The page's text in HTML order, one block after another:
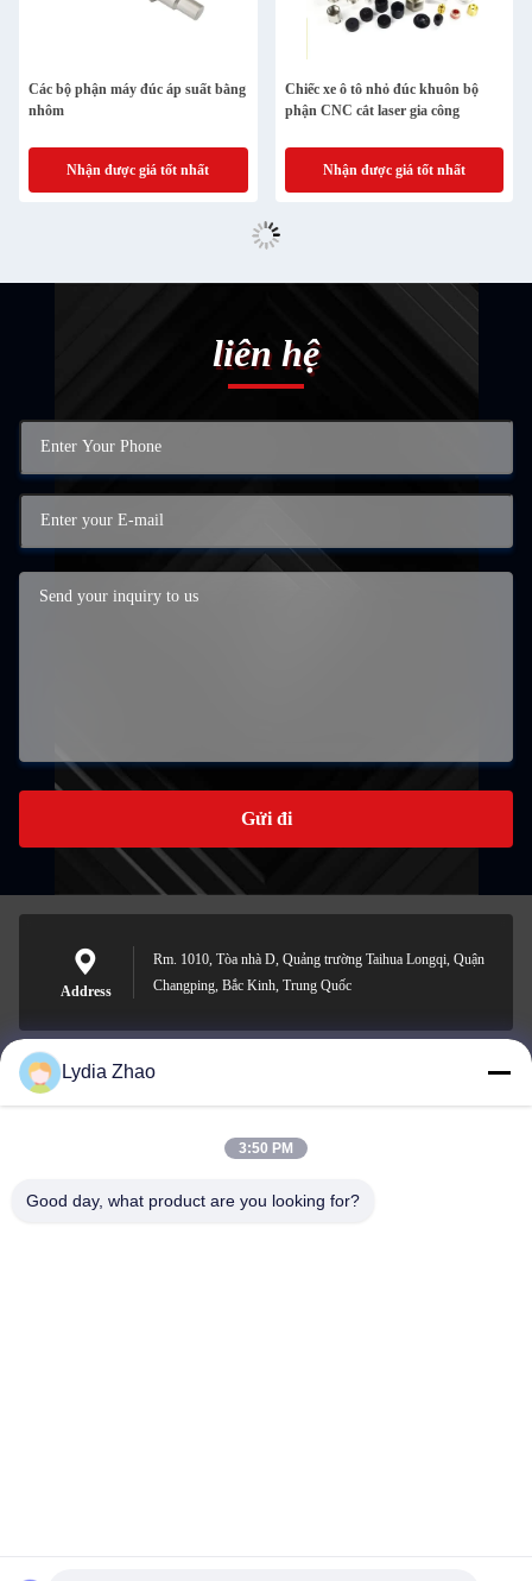
Các bộ phận máy đúc áp suất bằng
nhôm
Nhận được giá tốt nhất
Chiếc xe ô tô nhỏ đúc khuôn bộ
phận CNC cắt laser gia công
Nhận được giá tốt nhất
liên hệ
Gửi đi
Address
Rm. 1010, Tòa nhà D, Quảng trường Taihua Longqi, Quận
Changping, Bắc Kinh, Trung Quốc
jesingd@vip.sina.com
Lydia Zhao
3:50 PM
Good day, what product are you looking for?